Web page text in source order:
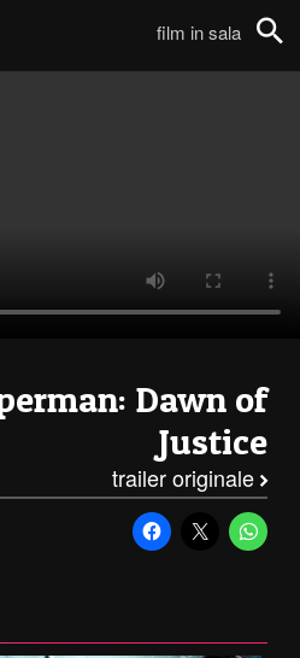
film in sala
Dawn of
Justice
trailer originale